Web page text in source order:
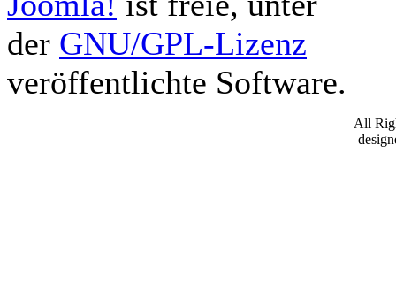
der GNU/GPL-Lizenz
veröffentlichte Software.
All